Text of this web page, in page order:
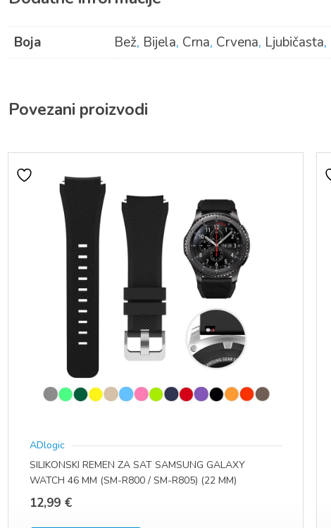
Boja Bež, Bijela, Crna, Crvena, Ljubičasta,
Povezani proizvodi
ADlogic
SILIKONSKI REMEN ZA SAT SAMSUNG GALAXY
WATCH 46 MM (SM-R800 / SM-R805) (22 MM)
12,99 €